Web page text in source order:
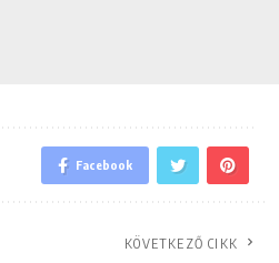
Facebook
KÖVETKEZŐ CIKK